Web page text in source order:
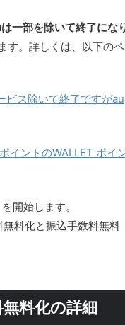
一部を除いて終了にな
す。詳しくは、以下のペ
ビス除いて終了ですがau
イントのWALLET ポイ
開始します。
料化と振込手数料無料
料化の詳細